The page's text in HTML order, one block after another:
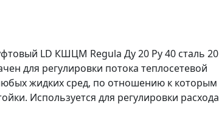
LD КШЦМ Regula Ду 20 Ру 40 сталь 20
для регулировки потока теплосетевой
жидких сред, по отношению к которым
Используется для регулировки расхода